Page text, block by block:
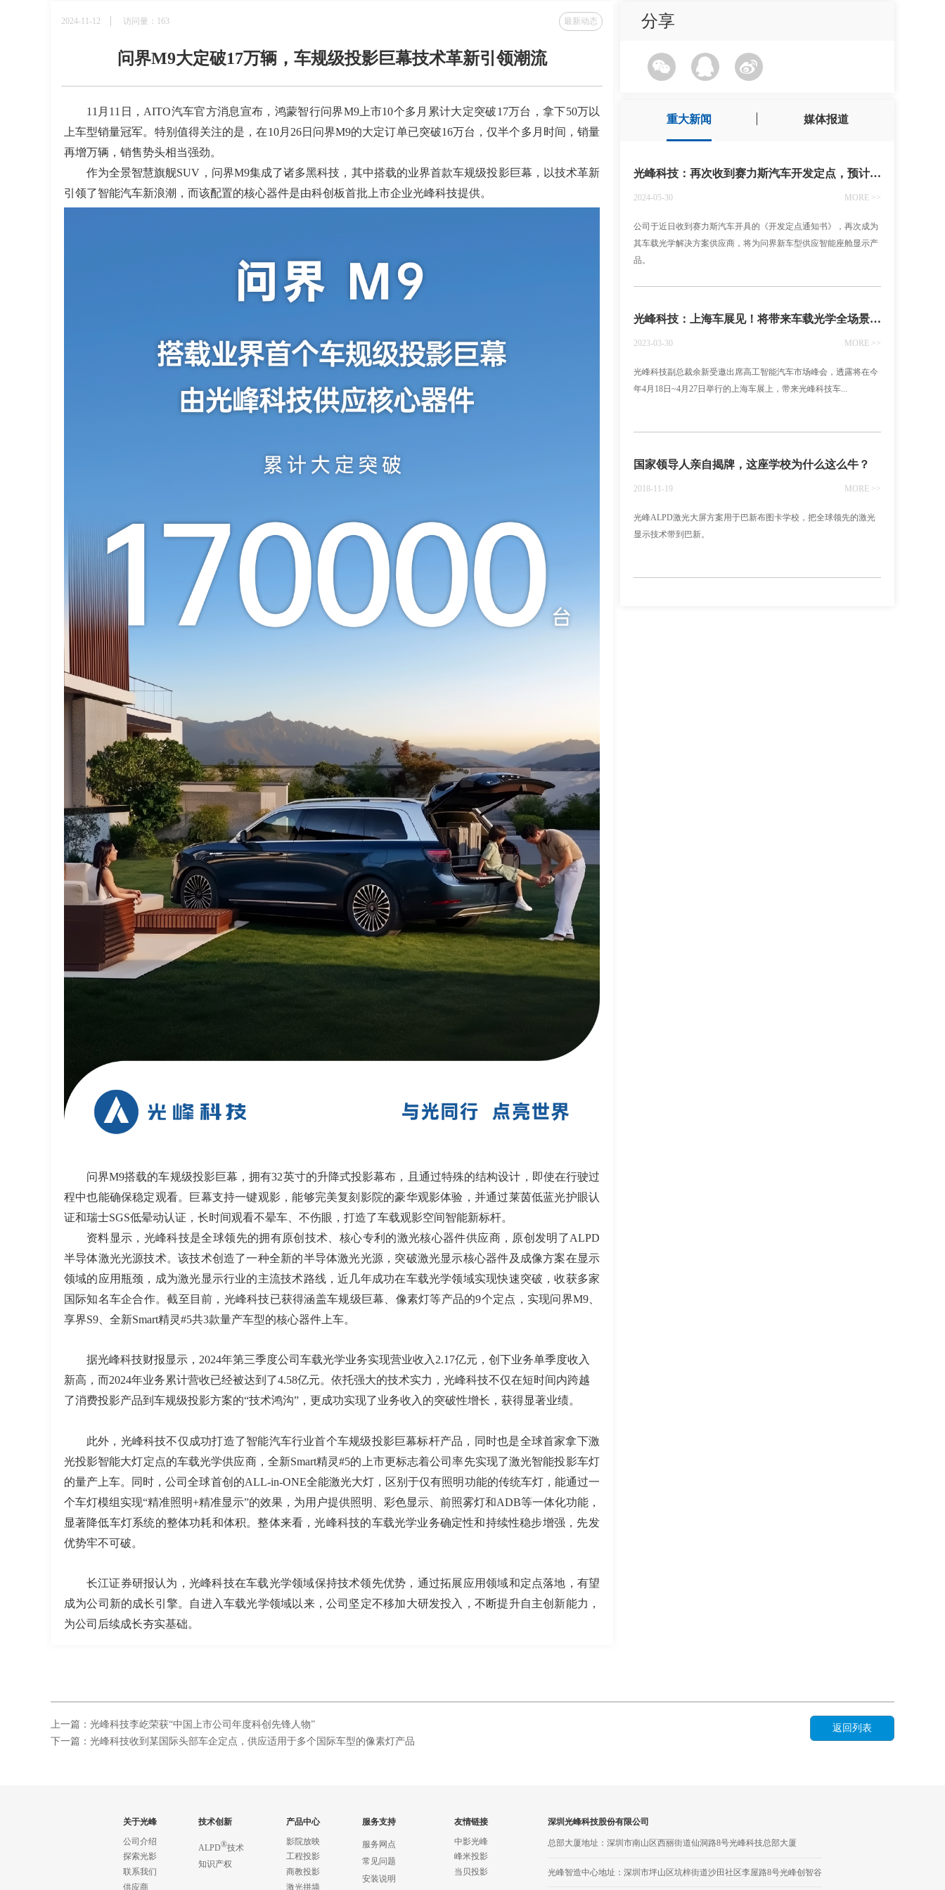
2024-11-12 访问量：163 最新动态
问界M9大定破17万辆，车规级投影巨幕技术革新引领潮流
11 月 11 日， AITO汽车官方消息宣布，鸿蒙智行问界M9上市10个多月累计大定突破17万台，拿下50万以
上车型销量冠军。特别值得关注的是，在10月 26日问界M9的大定订单已突破16万台，仅半个多月时间，销量
再增万辆，销售势头相当强劲。
作为全景智慧旗舰SUV ，问界M9集成了诸多黑科技，其中搭载的业界首款车规级投影巨幕，以技术革新
引领了智能汽车新浪潮，而该配置的核心器件是由科创板首批上市企业光峰科技提供。
问界M9搭载的车规级投影巨幕，拥有32英寸的升降式投影幕布，且通过特殊的结构设计，即使在行驶过
程中也能确保稳定观看。巨幕支持一键观影，能够完美复刻影院的豪华观影体验，并通过莱茵低蓝光护眼认
证和瑞士SGS低晕动认证，长时间观看不晕车、不伤眼，打造了车载观影空间智能新标杆。
资料显示，光峰科技是全球领先的拥有原创技术、核心专利的激光核心器件供应商，原创发明了ALPD
半导体激光光源技术。该技术创造了一种全新的半导体激光光源，突破激光显示核心器件及成像方案在显示
领域的应用瓶颈，成为激光显示行业的主流技术路线，近几年成功在车载光学领域实现快速突破，收获多家
国际知名车企合作。截至目前，光峰科技已获得涵盖车规级巨幕、像素灯等产品的9个定点，实现问界M9、
享界S9、全新Smart精灵#5共3款量产车型的核心器件上车。
据光峰科技财报显示， 2024年第三季度公司车载光学业务实现营业收入 2.17亿元，创下业务单季度收入
新高，而2024年业务累计营收已经被达到了4.58亿元。依托强大的技术实力，光峰科技不仅在短时间内跨越
了消费投影产品到车规级投影方案的“技术鸿沟”，更成功实现了业务收入的突破性增长，获得显著业绩。
此外，光峰科技不仅成功打造了智能汽车行业首个车规级投影巨幕标杆产品，同时也是全球首家拿下激
光投影智能大灯定点的车载光学供应商， 全新Smart精灵#5的上市更标志着公司率先实现了激光智能投影车灯
的量产上车。同时，公司全球首创的ALL-in-ONE全能激光大灯， 区别于仅有照明功能的传统车灯，能通过一
个车灯模组实现“精准照明+精准显示”的效果，为用户提供照明、彩色显示、前照雾灯和ADB等一体化功能，
显著降低车灯系统的整体功耗和体积。整体来看，光峰科技的车载光学业务确定性和持续性稳步增强，先发
优势牢不可破。
长江证券研报认为，光峰科技在车载光学领域保持技术领先优势，通过拓展应用领域和定点落地，有望
成为公司新的成长引擎。自进入车载光学领域以来，公司坚定不移加大研发投入，不断提升自主创新能力，
为公司后续成长夯实基础。
分享
重大新闻 媒体报道
光峰科技：再次收到赛力斯汽车开发定点，预计2025年内量产供货
2024-05-30 MORE >>
公司于近日收到赛力斯汽车开具的《开发定点通知书》，再次成为
其车载光学解决方案供应商，将为问界新车型供应智能座舱显示产
品。
光峰科技：上海车展见！将带来车载光学全场景展车
2023-03-30 MORE >>
光峰科技副总裁余新受邀出席高工智能汽车市场峰会，透露将在今
年4月18日~4月27日举行的上海车展上，带来光峰科技车...
国家领导人亲自揭牌，这座学校为什么这么牛？
2018-11-19 MORE >>
光峰ALPD激光大屏方案用于巴新布图卡学校，把全球领先的激光
显示技术带到巴新。
上一篇：光峰科技李屹荣获“中国上市公司年度科创先锋人物”
下一篇：光峰科技收到某国际头部车企定点，供应适用于多个国际车型的像素灯产品
返回列表
关于光峰
公司介绍
探索光影
联系我们
供应商
技术创新
ALPD®技术
知识产权
产品中心
影院放映
工程投影
商教投影
激光拼墙
服务支持
服务网点
常见问题
安装说明
友情链接
中影光峰
峰米投影
当贝投影
深圳光峰科技股份有限公司
总部大厦地址：深圳市南山区西丽街道仙洞路8号光峰科技总部大厦
光峰智造中心地址：深圳市坪山区坑梓街道沙田社区李屋路8号光峰创智谷